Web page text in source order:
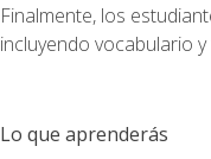
Finalmente, los
incluyendo vocabulario
Lo que aprenderás